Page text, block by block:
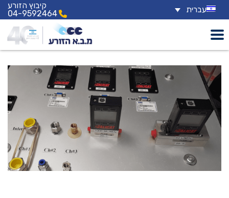
עברית
קיבוץ הזורע
04-9592464